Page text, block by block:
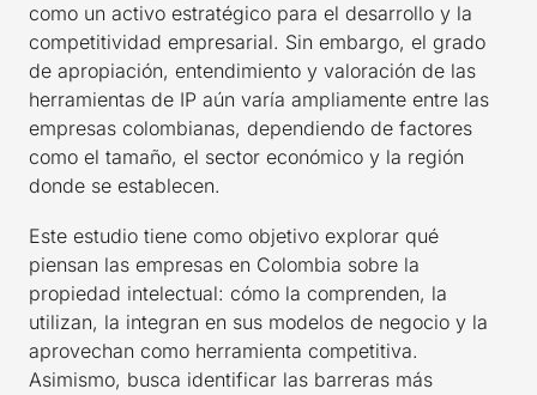
como un activo estratégico para el desarrollo y la
competitividad empresarial. Sin embargo, el grado
de apropiación, entendimiento y valoración de las
herramientas de IP aún varía ampliamente entre las
empresas colombianas, dependiendo de factores
como el tamaño, el sector económico y la región
donde se establecen.
Este estudio tiene como objetivo explorar qué
piensan las empresas en Colombia sobre la
propiedad intelectual: cómo la comprenden, la
utilizan, la integran en sus modelos de negocio y la
aprovechan como herramienta competitiva.
Asimismo, busca identificar las barreras más